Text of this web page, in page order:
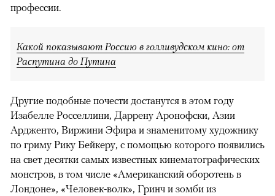
профессии.
Какой показывают Россию в голливудском кино: от
Распутина до Путина
Другие подобные почести достанутся в этом году
Изабелле Росселлини, Даррену Аронофски, Азии
Ардженто, Виржини Эфира и знаменитому художнику
по гриму Рику Бейкеру, с помощью которого появились
на свет десятки самых известных кинематографических
монстров, в том числе «Американский оборотень в
Лондоне», «Человек-волк», Гринч и зомби из